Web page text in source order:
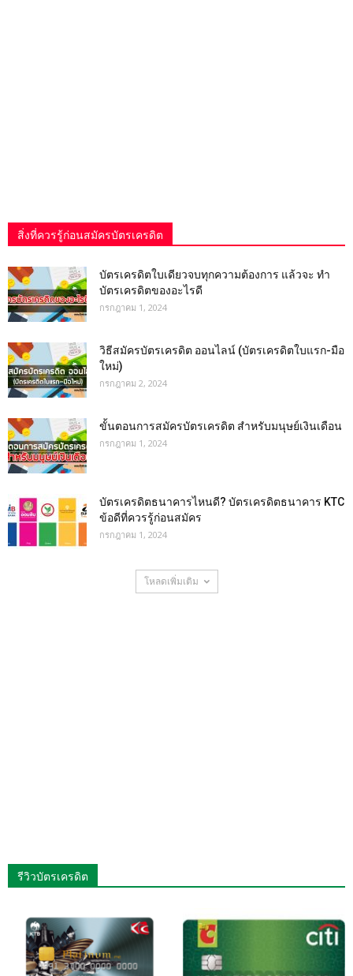
สิ่งที่ควรรู้ก่อนสมัครบัตรเครดิต
บัตรเครดิตใบเดียวจบทุกความต้องการ แล้วจะ ทำ
บัตรเครดิตของอะไรดี
กรกฎาคม 1, 2024
วิธีสมัครบัตรเครดิต ออนไลน์ (บัตรเครดิตใบแรก-มือ
ใหม่)
กรกฎาคม 2, 2024
ขั้นตอนการสมัครบัตรเครดิต สำหรับมนุษย์เงินเดือน
กรกฎาคม 1, 2024
บัตรเครดิตธนาคารไหนดี? บัตรเครดิตธนาคาร KTC
ข้อดีที่ควรรู้ก่อนสมัคร
กรกฎาคม 1, 2024
โหลดเพิ่มเติม
รีวิวบัตรเครดิต